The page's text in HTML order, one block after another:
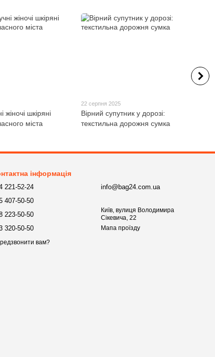
жіночі шкіряні
міста
22 серпня 2025
Вірний супутник у дорозі:
текстильна дорожня сумка
інформація
221-52-24
407-50-50
223-50-50
320-50-50
вам?
info@bag24.com.ua
Київ, вулиця Володимира
Сікевича, 22
Мапа проїзду